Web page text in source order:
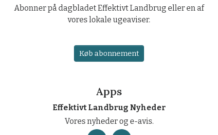
Abonner på dagbladet Effektivt Landbrug eller en af
vores lokale ugeaviser.
Køb abonnement
Apps
Effektivt Landbrug Nyheder
Vores nyheder og e-avis.